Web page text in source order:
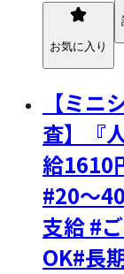
お気に入り
【ミ
査】『
給1610
#20～
支給 #
OK#長